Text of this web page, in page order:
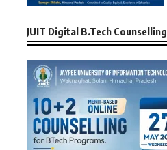
JUIT Digital B.Tech Counselling